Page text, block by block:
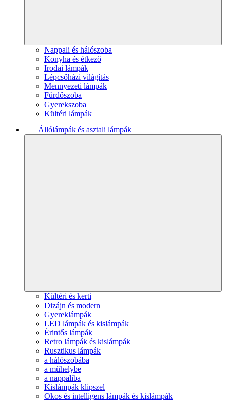
Nappali és hálószoba
Konyha és étkező
Irodai lámpák
Lépcsőházi világítás
Mennyezeti lámpák
Fürdőszoba
Gyerekszoba
Kültéri lámpák
Állólámpák és asztali lámpák
Kültéri és kerti
Dizájn és modern
Gyereklámpák
LED lámpák és kislámpák
Érintős lámpák
Retro lámpák és kislámpák
Rusztikus lámpák
a hálószobába
a műhelybe
a nappaliba
Kislámpák klipszel
Okos és intelligens lámpák és kislámpák